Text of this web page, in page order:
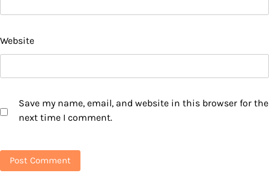
Website
Save my name, email, and website in this browser for the
next time I comment.